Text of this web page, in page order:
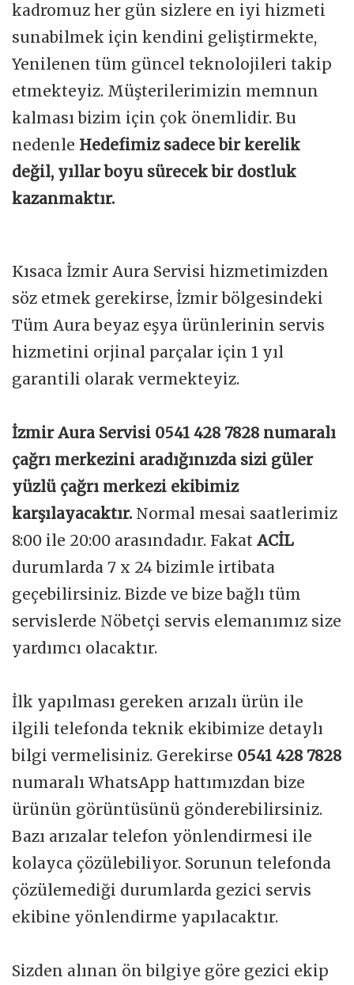
kadromuz her gün sizlere en iyi hizmeti
sunabilmek için kendini geliştirmekte,
Yenilenen tüm güncel teknolojileri takip
etmekteyiz. Müşterilerimizin memnun
kalması bizim için çok önemlidir. Bu
nedenle Hedefimiz sadece bir kerelik
değil, yıllar boyu sürecek bir dostluk
kazanmaktır.
Kısaca İzmir Aura Servisi hizmetimizden
söz etmek gerekirse, İzmir bölgesindeki
Tüm Aura beyaz eşya ürünlerinin servis
hizmetini orjinal parçalar için 1 yıl
garantili olarak vermekteyiz.
İzmir Aura Servisi 0541 428 7828 numaralı
çağrı merkezini aradığınızda sizi güler
yüzlü çağrı merkezi ekibimiz
karşılayacaktır. Normal mesai saatlerimiz
8:00 ile 20:00 arasındadır. Fakat ACİL
durumlarda 7 x 24 bizimle irtibata
geçebilirsiniz. Bizde ve bize bağlı tüm
servislerde Nöbetçi servis elemanımız size
yardımcı olacaktır.
İlk yapılması gereken arızalı ürün ile
ilgili telefonda teknik ekibimize detaylı
bilgi vermelisiniz. Gerekirse 0541 428 7828
numaralı WhatsApp hattımızdan bize
ürünün görüntüsünü gönderebilirsiniz.
Bazı arızalar telefon yönlendirmesi ile
kolayca çözülebiliyor. Sorunun telefonda
çözülemediği durumlarda gezici servis
ekibine yönlendirme yapılacaktır.
Sizden alınan ön bilgiye göre gezici ekip